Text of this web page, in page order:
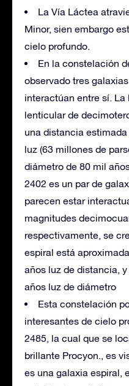
La Vía Láctea
Minor, sien embargo
cielo profundo.
En la constelación
observado tres
interactúan entre sí. La
lenticular de
una distancia
luz (63 millones de
diámetro de 80 mil
2402 es un par de
parecen estar
magnitudes
respectivamente, se
espiral está
años luz de distancia,
años luz de diámetro
Esta constelación
interesantes de cielo
2485, la cual que se
brillante Procyon., es
es una galaxia espiral,